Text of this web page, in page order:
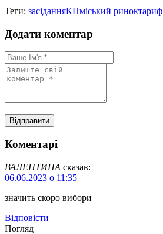
Теги: засіданняКПміський риноктариф
Додати коментар
Коментарі
ВАЛЕНТИНА сказав:
06.06.2023 о 11:35
значить скоро вибори
Відповіcти
Погляд